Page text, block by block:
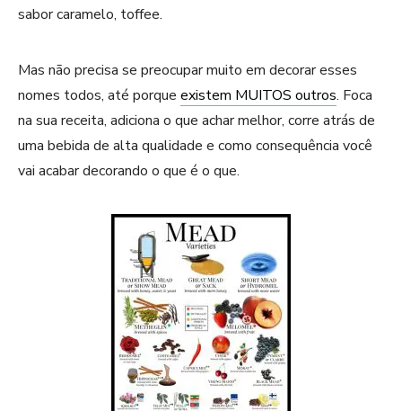
sabor caramelo, toffee.
Mas não precisa se preocupar muito em decorar esses
nomes todos, até porque existem MUITOS outros. Foca
na sua receita, adiciona o que achar melhor, corre atrás de
uma bebida de alta qualidade e como consequência você
vai acabar decorando o que é o que.